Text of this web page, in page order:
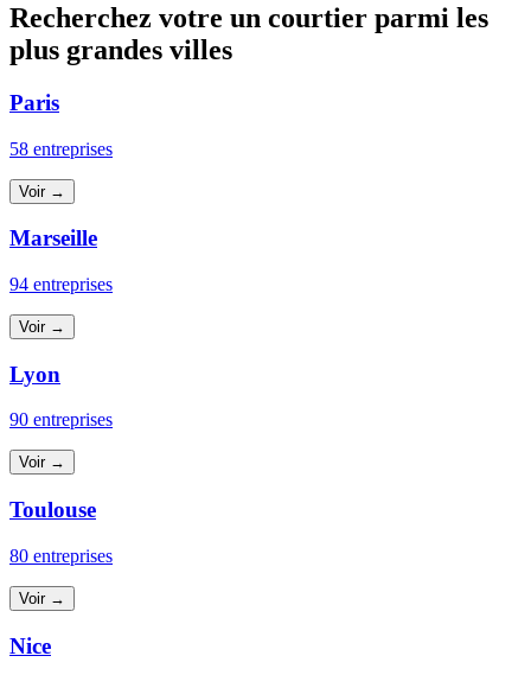
Recherchez votre un courtier parmi les
plus grandes villes
Paris
58 entreprises
Voir →
Marseille
94 entreprises
Voir →
Lyon
90 entreprises
Voir →
Toulouse
80 entreprises
Voir →
Nice